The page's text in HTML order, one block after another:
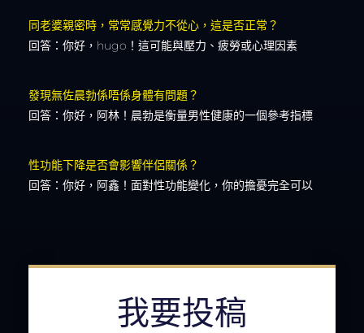
同老婆親密時，常常感覺力不從心，這是否正常？
回答：你好，hugo！這可能與壓力、疲勞或心理因素
發現無佐晨勃係唔係身體有問題？
回答：你好，阿林！晨勃是衡量男性健康的一個參考指標
性功能下降是否會影響伴侶關係？
回答：你好，阿鑫！面對性功能變化，你的擔憂完全可以
我要投稿